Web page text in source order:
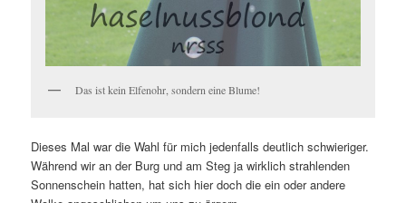
Das ist kein Elfenohr, sondern eine Blume!
Dieses Mal war die Wahl für mich jedenfalls deutlich schwieriger.
Während wir an der Burg und am Steg ja wirklich strahlenden
Sonnenschein hatten, hat sich hier doch die ein oder andere